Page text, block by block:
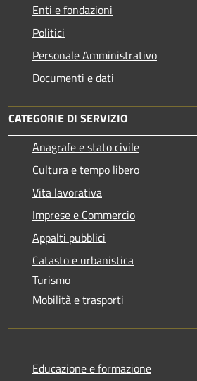
Enti e fondazioni
Politici
Personale Amministrativo
Documenti e dati
CATEGORIE DI SERVIZIO
Anagrafe e stato civile
Cultura e tempo libero
Vita lavorativa
Imprese e Commercio
Appalti pubblici
Catasto e urbanistica
Turismo
Mobilità e trasporti
Educazione e formazione